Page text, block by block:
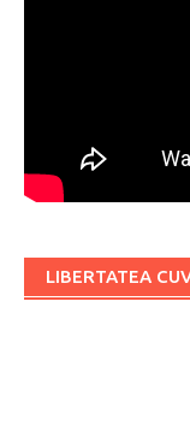
LIBERTATEA